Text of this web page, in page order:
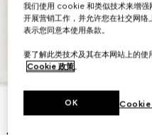
我们使用 cookie 和类似技术来增强
开展营销工作，并允许您在社交网
表示您同意本使用条款。
要了解此类技术及其在本网站上的
Cookie 政策。
Cookie
OK